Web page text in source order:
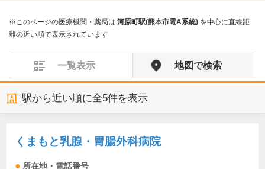
※このページの医療機関・薬局は 河原町駅(熊本市電A系統) を中心に直線距
離の近い順で表示されています
一覧表示 地図で検索
駅から近い順に全5件を表示
くまもと乳腺・胃腸外科病院
所在地・電話番号